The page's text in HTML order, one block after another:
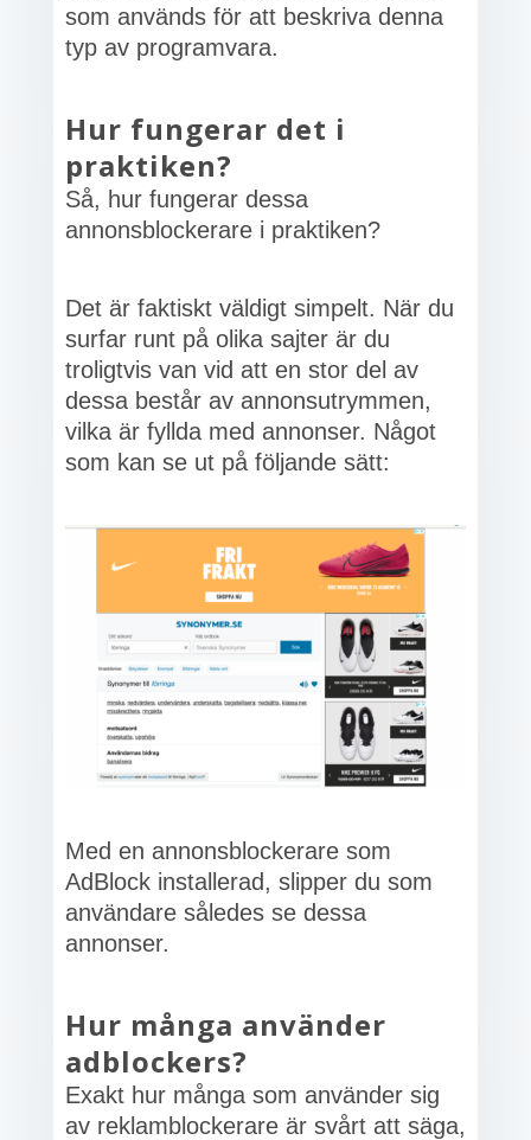
som används för att beskriva denna
typ av programvara.
Hur fungerar det i
praktiken?
Så, hur fungerar dessa
annonsblockerare i praktiken?
Det är faktiskt väldigt simpelt. När du
surfar runt på olika sajter är du
troligtvis van vid att en stor del av
dessa består av annonsutrymmen,
vilka är fyllda med annonser. Något
som kan se ut på följande sätt:
Med en annonsblockerare som
AdBlock installerad, slipper du som
användare således se dessa
annonser.
Hur många använder
adblockers?
Exakt hur många som använder sig
av reklamblockerare är svårt att säga,